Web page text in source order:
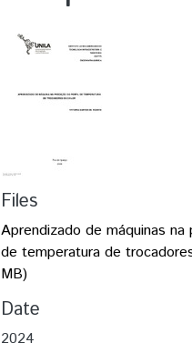
Files
Aprendizado de máquinas
de temperatura de
MB)
Date
2024